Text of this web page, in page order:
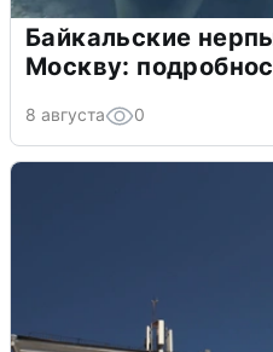
Байкальские
Москву:
8 августа 0